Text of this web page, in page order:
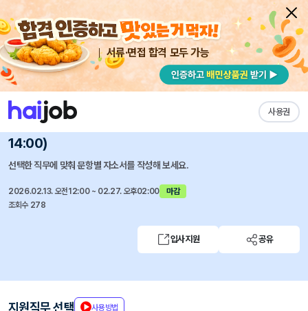
서류·면접 합격 모두 가능
사용권
채용공고 자소서 자유항목 자소서 내 작성목록
(사)한국원자력산업협회
[채용] 한국원자력산업협회 계약직 채용 공고 (~ 2. 27.
14:00)
선택한 직무에 맞춰 문항별 자소서를 작성해 보세요.
2026.02.13. 오전12:00 ~ 02.27. 오후02:00
마감
조회수 278
입사지원 공유
지원직무 선택 사용방법